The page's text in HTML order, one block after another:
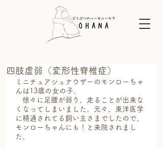
四肢虚弱（変形性脊椎症）
ミニチュアシュナウザーのモンローちゃ
んは13歳の女の子。
徐々に足腰が弱り、走ることが出来な
くなってしまいました。元々、東洋医学
に精通されてる飼い主さまでしたので、
モンローちゃんにも！と来院されまし
た。